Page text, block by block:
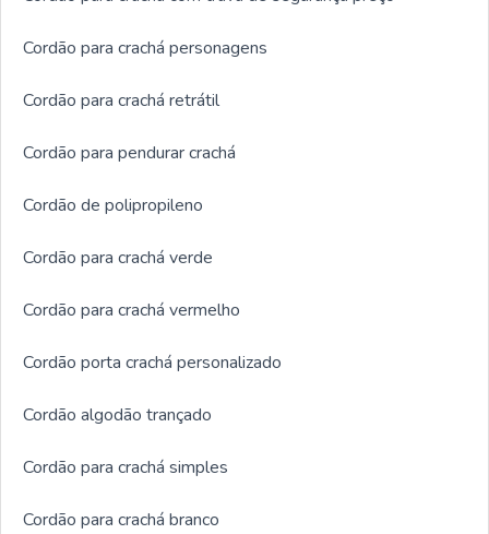
Cordão para crachá personagens
Cordão para crachá retrátil
Cordão para pendurar crachá
Cordão de polipropileno
Cordão para crachá verde
Cordão para crachá vermelho
Cordão porta crachá personalizado
Cordão algodão trançado
Cordão para crachá simples
Cordão para crachá branco